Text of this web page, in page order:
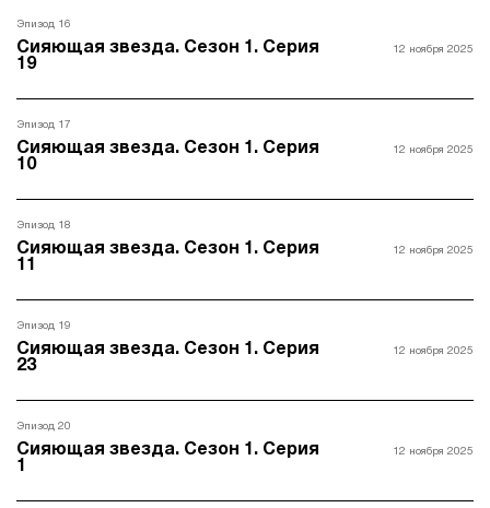
Эпизод 16
Сияющая звезда. Сезон 1. Серия
19
12 ноября 2025
Эпизод 17
Сияющая звезда. Сезон 1. Серия
10
12 ноября 2025
Эпизод 18
Сияющая звезда. Сезон 1. Серия
11
12 ноября 2025
Эпизод 19
Сияющая звезда. Сезон 1. Серия
23
12 ноября 2025
Эпизод 20
Сияющая звезда. Сезон 1. Серия
1
12 ноября 2025